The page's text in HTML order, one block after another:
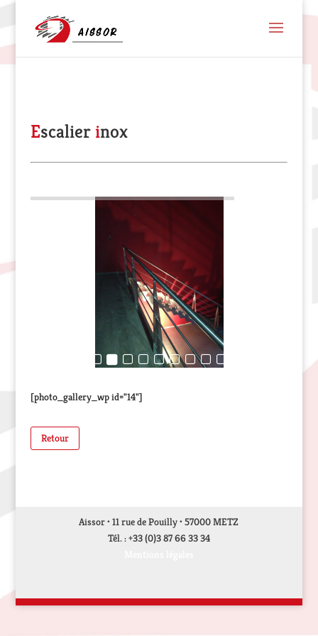
Escalierinox
[photo_gallery_wp id="14"]
Retour
Aissor • 11 rue de Pouilly • 57000 METZ
Tél. : +33 (0)3 87 66 33 34